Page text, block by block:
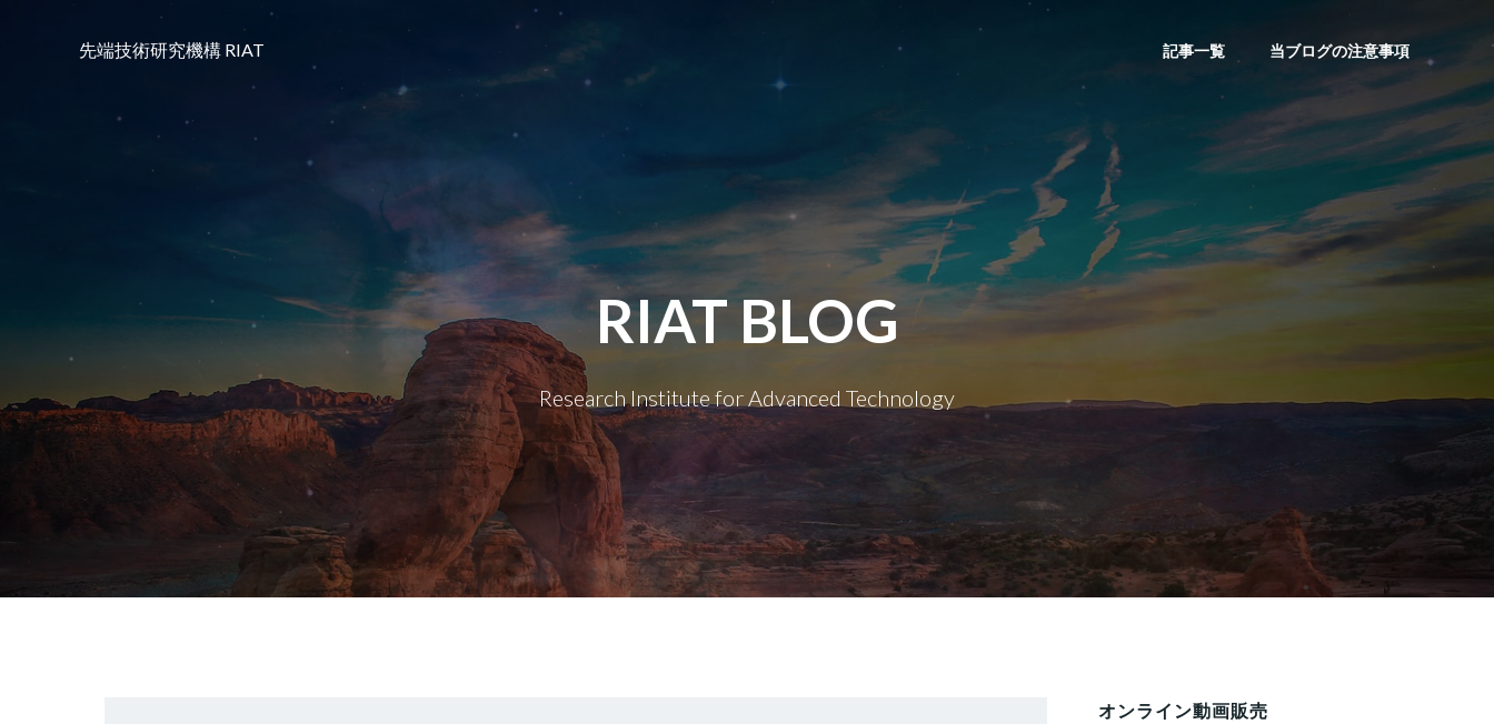
先端技術研究機構 RIAT 記事一覧 当ブログの注意事項
RIAT BLOG
Research Institute for Advanced Technology
オンライン動画販売